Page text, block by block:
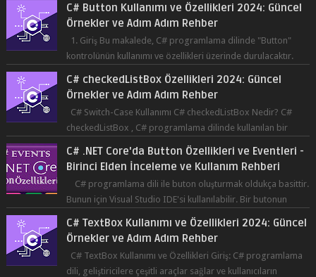
C# Button Kullanımı ve Özellikleri 2024: Güncel
Örnekler ve Adım Adım Rehber
1. Giriş Bu makalede, C# programlama dilinde "Button"
kontrolünün kullanımı ve özellikleri üzerinde durulacaktır.
C# checkedListBox Özellikleri 2024: Güncel
Örnekler ve Adım Adım Rehber
C# Switch-Case Kullanımı C# checkedListBox Nedir? C#
checkedListBox , C# programlama dilinde kullanılan bir
C# .NET Core'da Button Özellikleri ve Eventleri -
Birinci Elden İnceleme ve Kullanım Rehberi
C# programlama dili ile buton oluşturmak oldukça basittir.
Bunun için Visual Studio IDE'si kullanılabilir. Bir butonun
C# TextBox Kullanımı ve Özellikleri 2024: Güncel
Örnekler ve Adım Adım Rehber
C# TextBox Kullanımı ve Özellikleri Giriş: C# programlama
dili, geliştiricilere çeşitli araçlar sağlar ve kullanıcıların